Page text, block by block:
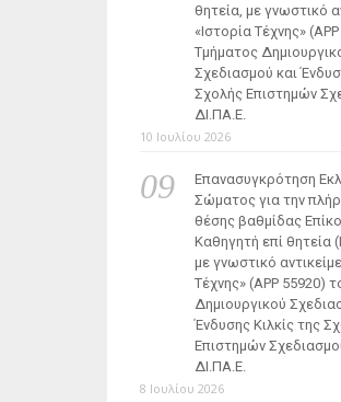
θητεία, με γνωστικό
«Ιστορία Τέχνης»
Τμήματος
Σχεδιασμού και
Σχολής Επιστημών
ΔΙ.ΠΑ.Ε.
10 Ιουλίου 2026
Επανασυγκρότηση
Σώματος για την
θέσης βαθμίδας
Καθηγητή επί θητεία
με γνωστικό
Τέχνης» (ΑΡΡ 55920)
Δημιουργικού
Ένδυσης Κιλκίς της
Επιστημών
ΔΙ.ΠΑ.Ε.
8 Ιουλίου 2026